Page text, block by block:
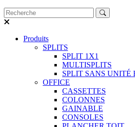
Produits
SPLITS
SPLIT 1X1
MULTISPLITS
SPLIT SANS UNITÉ
OFFICE
CASSETTES
COLONNES
GAINABLE
CONSOLES